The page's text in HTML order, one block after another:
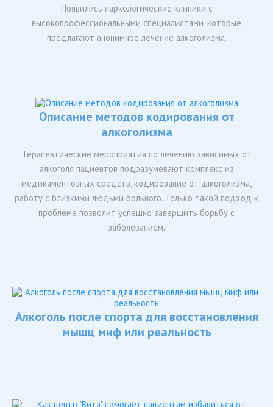
Появились наркологические клиники с
высокопрофессиональными специалистами, которые
предлагают анонимное лечение алкоголизма.
Описание методов кодирования от
алкоголизма
Терапевтические мероприятия по лечению зависимых от
алкоголя пациентов подразумевают комплекс из
медикаментозных средств, кодирование от алкоголизма,
работу с близкими людьми больного. Только такой подход к
проблеме позволит успешно завершить борьбу с
заболеванием.
Алкоголь после спорта для восстановления
мышц миф или реальность